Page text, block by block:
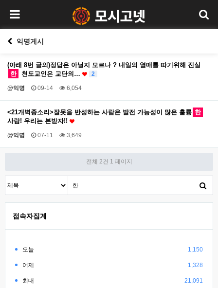
익명게시
(아래 8번 글의)정답은 아닐지 모르나 ? 내일의 열매를 따기위해 진실
한
천도교인은 교단의… 2
@익명 09-14 6,054
<21개벽종소리>잘못을 반성하는 사람은 발전 가능성이 많은 훌륭 한
사람! 우리는 본받자!!
@익명 07-11 3,649
전체 2건 1 페이지
접속자집계
오늘 1,150
어제 1,328
최대 21,091